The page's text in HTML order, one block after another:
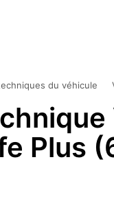
du véhicule
Plus